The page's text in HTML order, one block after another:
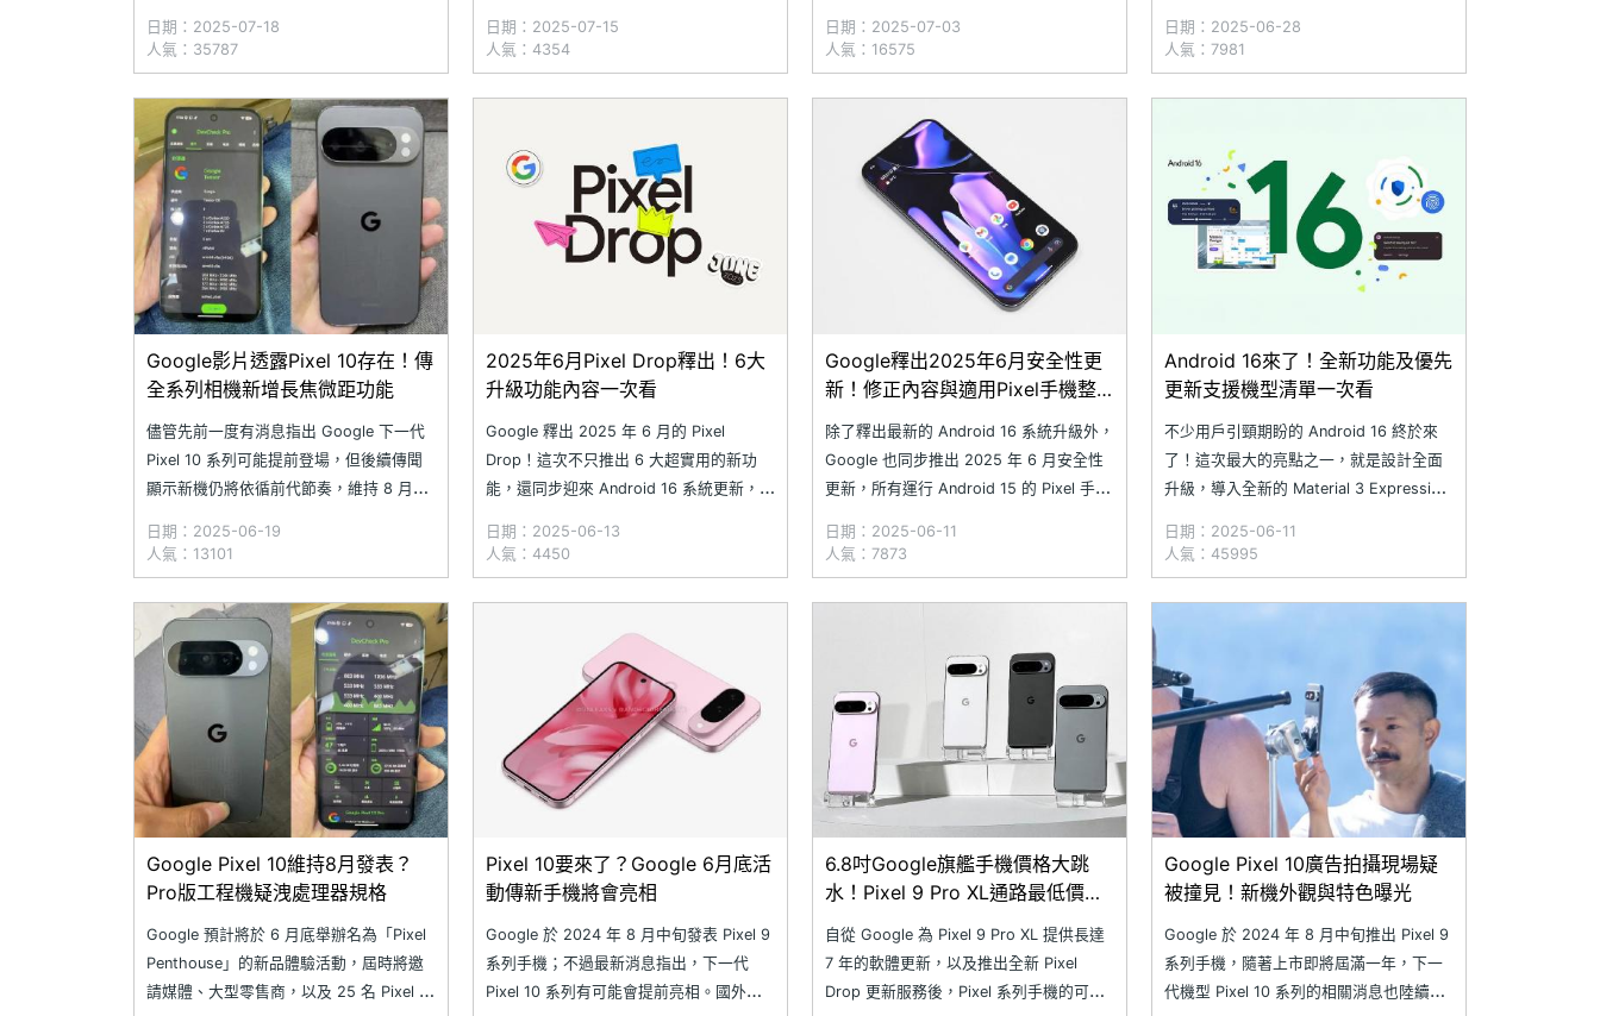
Pixel Watch 智慧手錶、Pixel Buds 耳機
等新品推出，同時將搭配其他 Google 生
態系
日期：2025-07-18
人氣：35787
Google Pixel 10 系列歐洲版本的新機儲存
容量與售價資訊，顯示新機售價可能跟前
代相同；不過，預期同場亮
日期：2025-07-15
人氣：4354
型。近日，國外網站 Android Headlines
宣稱取得 Goog
日期：2025-07-03
人氣：16575
與 Android Authority 宣稱取得 Google
Pixel 10 基礎版的產品規格
日期：2025-06-28
人氣：7981
Google影片透露Pixel 10存在！傳
全系列相機新增長焦微距功能
儘管先前一度有消息指出 Google 下一代
Pixel 10 系列可能提前登場，但後續傳聞
顯示新機仍將依循前代節奏，維持 8 月發
Google 公開一段新影片，首次正式提及
「Pixel 10」型號，外界普遍解讀為
Google 開始為新一代手機進行預
日期：2025-06-19
人氣：13101
2025年6月Pixel Drop釋出！6大
升級功能內容一次看
Google 釋出 2025 年 6 月的 Pixel
Drop！這次不只推出 6 大超實用的新功
能，還同步迎來 Android 16 系統更新，讓
管是 VIP 聯絡人小工具、AI 攝影教學，還
是升級版放大鏡和相簿編輯功能，每一項
都超級實用，完全
日期：2025-06-13
人氣：4450
Google釋出2025年6月安全性更
新！修正內容與適用Pixel手機整
除了釋出最新的 Android 16 系統升級外，
Google 也同步推出 2025 年 6 月安全性
更新，所有運行 Android 15 的 Pixel 手機
中，Google 修正了許多問題，像是生物辨
識、藍牙、相機、顯示與圖形等，為用戶
帶來更好的使用
日期：2025-06-11
人氣：7873
Android 16來了！全新功能及優先
更新支援機型清單一次看
不少用戶引頸期盼的 Android 16 終於來
了！這次最大的亮點之一，就是設計全面
升級，導入全新的 Material 3 Expressive
操作起來也更直覺。另外，Android 16 將
會優先在 Pixel 手機上釋出，其他品牌手
機也會在今年稍晚
日期：2025-06-11
人氣：45995
Google Pixel 10維持8月發表？
Pro版工程機疑洩處理器規格
Google 預計將於 6 月底舉辦名為「Pixel
Penthouse」的新品體驗活動，屆時將邀
請媒體、大型零售商，以及 25 名 Pixel 超
Pixel 10要來了？Google 6月底活
動傳新手機將會亮相
Google 於 2024 年 8 月中旬發表 Pixel 9
系列手機；不過最新消息指出，下一代
Pixel 10 系列有可能會提前亮相。國外網
6.8吋Google旗艦手機價格大跳
水！Pixel 9 Pro XL通路最低價格
自從 Google 為 Pixel 9 Pro XL 提供長達
7 年的軟體更新，以及推出全新 Pixel
Drop 更新服務後，Pixel 系列手機的可玩
Google Pixel 10廣告拍攝現場疑
被撞見！新機外觀與特色曝光
Google 於 2024 年 8 月中旬推出 Pixel 9
系列手機，隨著上市即將屆滿一年，下一
代機型 Pixel 10 系列的相關消息也陸續曝